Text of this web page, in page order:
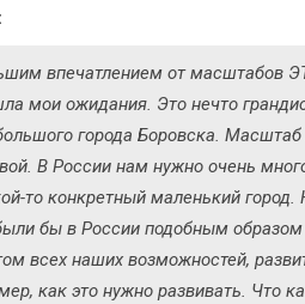
впечатлением от масштабов
мои ожидания. Это нечто
города Боровска.
В России нам нужно очень
то конкретный маленький
бы в России подобным
всех наших возможностей,
как это нужно развивать. Что